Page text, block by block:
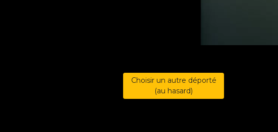
Choisir un autre déporté
(au hasard)